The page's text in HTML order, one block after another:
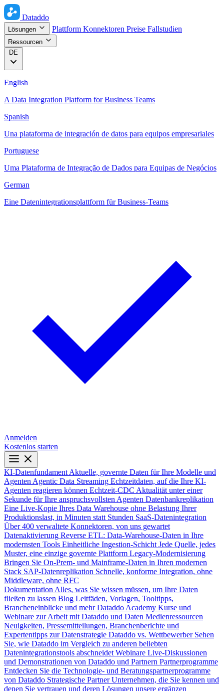
Dataddo
Lösungen Plattform Konnektoren Preise Fallstudien
Ressourcen
DE
English
A Data Integration Platform for Business Teams
Spanish
Una plataforma de integración de datos para equipos empresariales
Portuguese
Uma Plataforma de Integração de Dados para Equipas de Negócios
German
Eine Datenintegrationsplattform für Business-Teams
Anmelden
Kostenlos starten
KI-Datenfundament Aktuelle, governte Daten für Ihre Modelle und
Agenten Agentic Data Streaming Echtzeitdaten, auf die Ihre KI-
Agenten reagieren können Echtzeit-CDC Aktualität unter einer
Sekunde für Ihre anspruchsvollsten Agenten Datenbankreplikation
Eine Live-Kopie Ihres Data Warehouse ohne Belastung Ihrer
Produktionslast, in Minuten statt Stunden SaaS-Datenintegration
Über 400 verwaltete Konnektoren, von uns gewartet
Datenaktivierung Reverse ETL: Data-Warehouse-Daten in Ihre
modernsten Tools Einheitliche Ingestion-Schicht Jede Quelle, jedes
Muster, eine einzige governte Plattform Legacy-Modernisierung
Bringen Sie On-Prem- und Mainframe-Daten in Ihren modernen
Stack SAP-Datenreplikation Schnelle, konforme Integration, ohne
Middleware, ohne RFC
Dokumentation Alles, was Sie wissen müssen, um Ihre Daten
fließen zu lassen Blog Leitfäden, Vorlagen, Tooltipps,
Brancheneinblicke und mehr Dataddo Academy Kurse und
Webinare zur Arbeit mit Dataddo und Daten Medienressourcen
Neuigkeiten, Pressemitteilungen, Branchenberichte und
Expertentipps zur Datenstrategie Dataddo vs. Wettbewerber Sehen
Sie, wie Dataddo im Vergleich zu anderen beliebten
Datenintegrationstools abschneidet Webinare Live-Diskussionen
und Demonstrationen von Dataddo und Partnern Partnerprogramme
Entdecken Sie die Technologie- und Beratungspartnerprogramme
von Dataddo Strategische Partner Unternehmen, die Sie kennen und
denen Sie vertrauen und deren Lösungen unsere ergänzen